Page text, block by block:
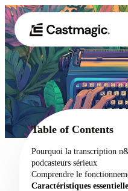
01 Produit
02 Cas
À propos
Table of Contents
Pourquoi la transcription
podcasteurs sérieux
Comprendre le
Caractéristiques